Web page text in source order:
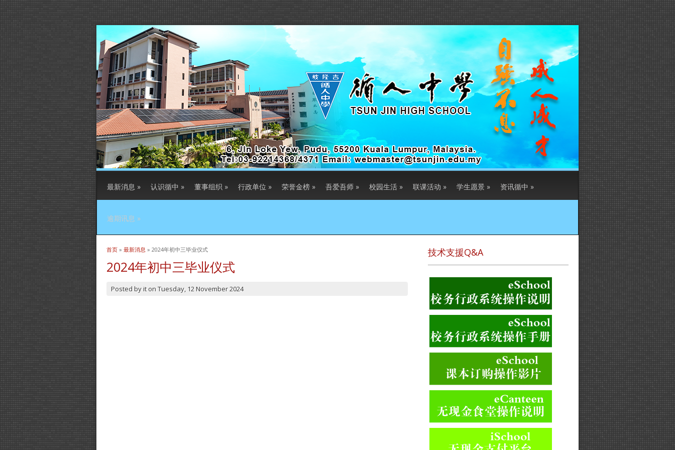
最新消息 » 认识循中 » 董事组织 » 行政单位 » 荣誉金榜 » 吾爱吾师 » 校园生活 » 联课活动 » 学生愿景 » 资讯循中 »
逾期讯息 »
当前位置
首页 » 最新消息 » 2024年初中三毕业仪式
2024年初中三毕业仪式
Posted byit on Tuesday, 12 November 2024
技术支援Q&A